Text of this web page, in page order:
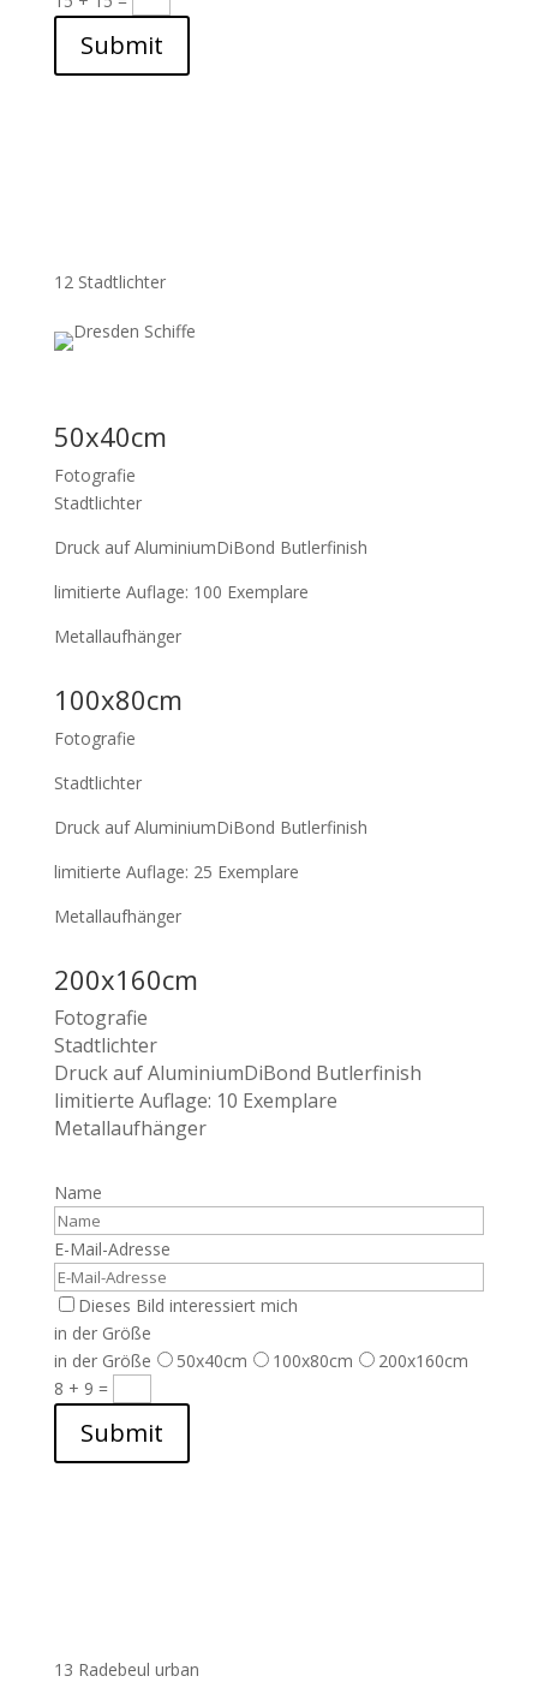
Submit
12 Stadtlichter
50x40cm
Fotografie
Stadtlichter
Druck auf AluminiumDiBond Butlerfinish
limitierte Auflage: 100 Exemplare
Metallaufhänger
100x80cm
Fotografie
Stadtlichter
Druck auf AluminiumDiBond Butlerfinish
limitierte Auflage: 25 Exemplare
Metallaufhänger
200x160cm
Fotografie
Stadtlichter
Druck auf AluminiumDiBond Butlerfinish
limitierte Auflage: 10 Exemplare
Metallaufhänger
Name
E-Mail-Adresse
Dieses Bild interessiert mich
in der Größe
in der Größe
50x40cm 100x80cm
200x160cm
8 + 9 =
Submit
13 Radebeul urban